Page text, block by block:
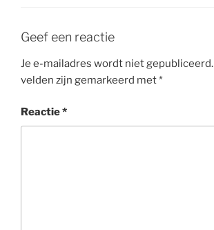
Geef een reactie
Je e-mailadres wordt niet gepubliceerd.
velden zijn gemarkeerd met*
Reactie*